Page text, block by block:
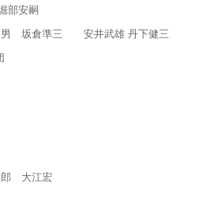
安嗣
坂倉準三 安井武雄 丹下健三
大江宏